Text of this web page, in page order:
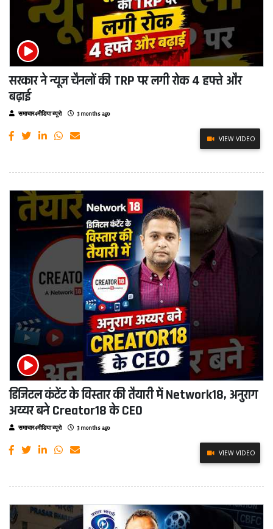
सरकार ने न्यूज चैनलों की TRP पर लगी रोक 4 हफ्ते और
बढ़ाई
समाचार4मीडिया ब्यूरो 3 months ago
VIEW VIDEO
डिजिटल कंटेंट के विस्तार की तैयारी में Network18, अनुराग
अय्यर बने Creator18 के CEO
समाचार4मीडिया ब्यूरो 3 months ago
VIEW VIDEO